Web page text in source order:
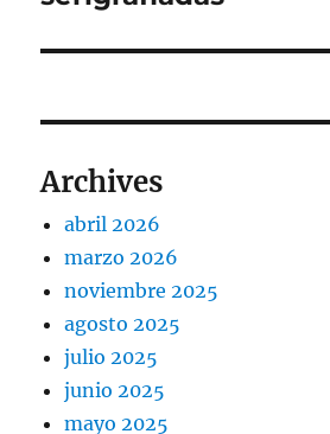
Archives
abril 2026
marzo 2026
noviembre 2025
agosto 2025
julio 2025
junio 2025
mayo 2025